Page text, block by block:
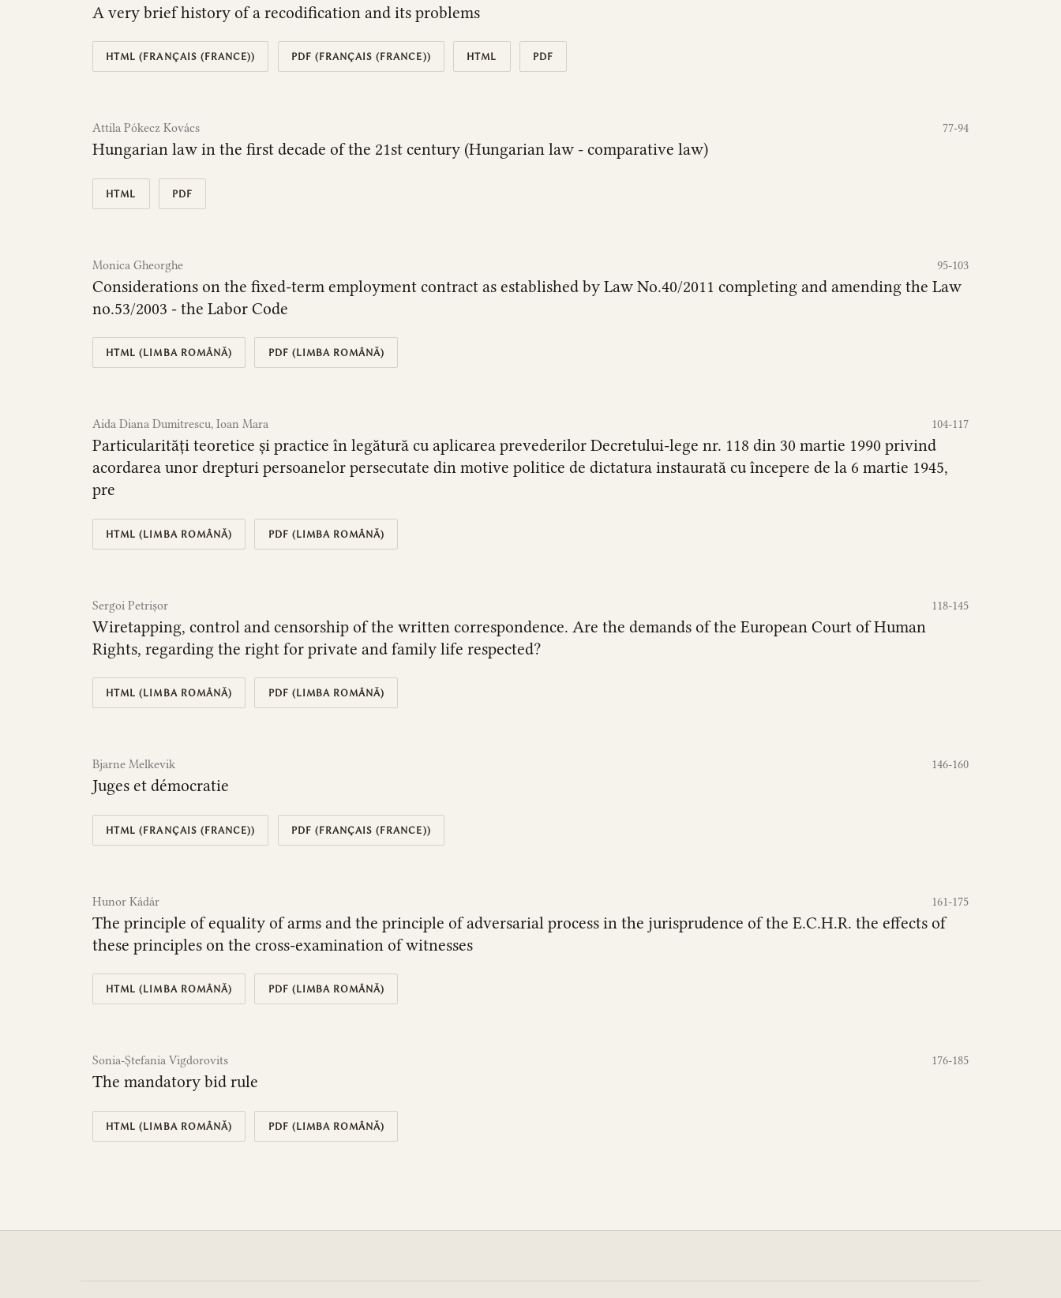
A very brief history of a recodification and its problems
HTML (FRANÇAIS (FRANCE)) PDF (FRANÇAIS (FRANCE)) HTML PDF
Attila Pókecz Kovács 77-94
Hungarian law in the first decade of the 21st century (Hungarian law - comparative law)
HTML PDF
Monica Gheorghe 95-103
Considerations on the fixed-term employment contract as established by Law No.40/2011 completing and amending the Law
no.53/2003 - the Labor Code
HTML (LIMBA ROMÂNĂ) PDF (LIMBA ROMÂNĂ)
Aida Diana Dumitrescu, Ioan Mara 104-117
Particularități teoretice și practice în legătură cu aplicarea prevederilor Decretului-lege nr. 118 din 30 martie 1990 privind
acordarea unor drepturi persoanelor persecutate din motive politice de dictatura instaurată cu începere de la 6 martie 1945,
pre
HTML (LIMBA ROMÂNĂ) PDF (LIMBA ROMÂNĂ)
Sergoi Petrișor 118-145
Wiretapping, control and censorship of the written correspondence. Are the demands of the European Court of Human
Rights, regarding the right for private and family life respected?
HTML (LIMBA ROMÂNĂ) PDF (LIMBA ROMÂNĂ)
Bjarne Melkevik 146-160
Juges et démocratie
HTML (FRANÇAIS (FRANCE)) PDF (FRANÇAIS (FRANCE))
Hunor Kádár 161-175
The principle of equality of arms and the principle of adversarial process in the jurisprudence of the E.C.H.R. the effects of
these principles on the cross-examination of witnesses
HTML (LIMBA ROMÂNĂ) PDF (LIMBA ROMÂNĂ)
Sonia-Ștefania Vigdorovits 176-185
The mandatory bid rule
HTML (LIMBA ROMÂNĂ) PDF (LIMBA ROMÂNĂ)